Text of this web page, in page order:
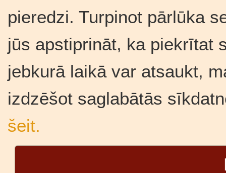
pieredzi. Turpinot pārlūka
jūs apstiprināt, ka piekrītat
jebkurā laikā var atsaukt,
izdzēšot saglabātās
šeit.